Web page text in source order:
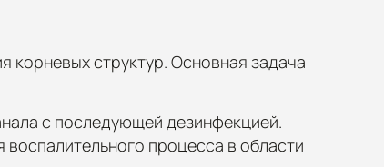
корневых структур. Основная задача
с последующей дезинфекцией.
процесса в области